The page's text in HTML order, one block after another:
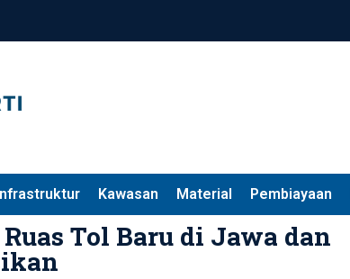
Kawasan Material Pembiayaan
Tol Baru di Jawa dan